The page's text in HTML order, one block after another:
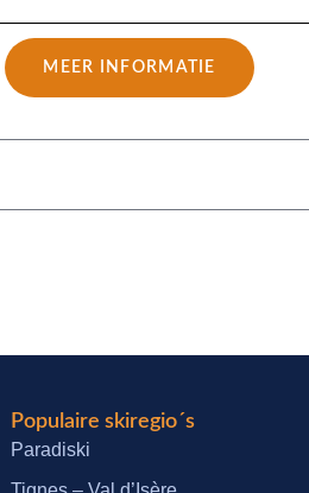
MEER INFORMATIE
Populaire skiregio´s
Paradiski